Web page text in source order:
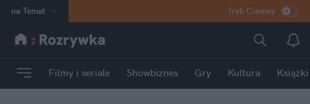
na:Temat
INN Poland
mama
Tryb Ciemny
Filmy i seriale Showbiznes Gry Kultura Książki